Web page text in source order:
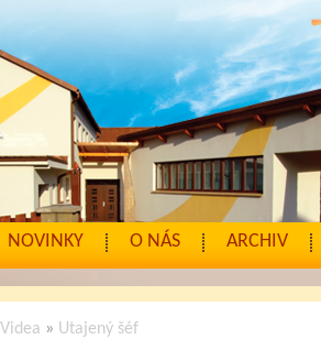
NOVINKY O NÁS ARCHIV
Videa » Utajený šéf